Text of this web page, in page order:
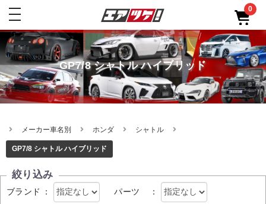
toggle
0
GP7/8 シャトル ハイブリッド
メーカー車名別 ホンダ シャトル
GP7/8 シャトル ハイブリッド
絞り込み
ブランド ： パーツ ：